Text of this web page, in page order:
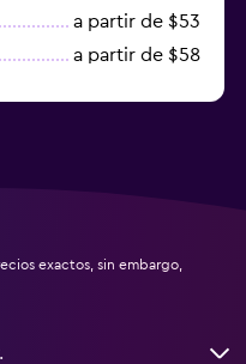
a partir de $53
a partir de $58
exactos, sin embargo,